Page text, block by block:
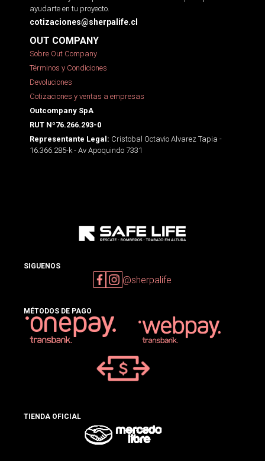
ayudarte en tu proyecto.
cotizaciones@sherpalife.cl
OUT COMPANY
Sobre Out Company
Términos y Condiciones
Devoluciones
Cotizaciones y ventas a empresas
Outcompany SpA
RUT Nº76.266.293-0
Representante Legal: Cristobal Octavio Alvarez Tapia -
16.366.285-k - Av Apoquindo 7331
SIGUENOS
@sherpalife
MÉTODOS DE PAGO
TIENDA OFICIAL